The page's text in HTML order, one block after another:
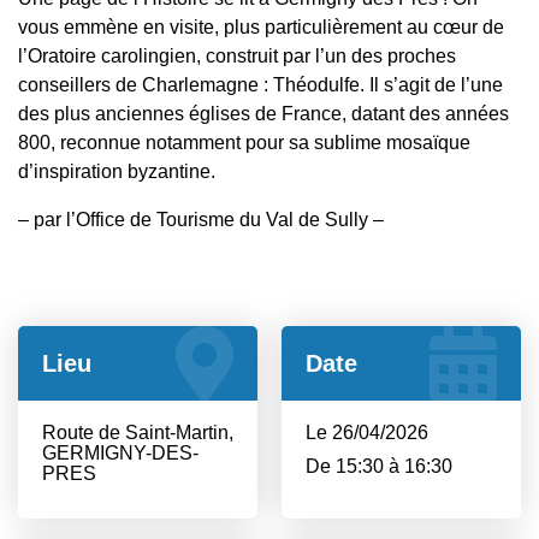
vous emmène en visite, plus particulièrement au cœur de
l’Oratoire carolingien, construit par l’un des proches
conseillers de Charlemagne : Théodulfe. Il s’agit de l’une
des plus anciennes églises de France, datant des années
800, reconnue notamment pour sa sublime mosaïque
d’inspiration byzantine.
– par l’Office de Tourisme du Val de Sully –
Lieu
Route de Saint-Martin,
GERMIGNY-DES-
PRES
Date
Le 26/04/2026
De 15:30 à 16:30